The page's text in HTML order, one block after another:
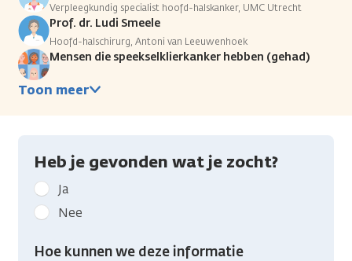
Verpleegkundig specialist hoofd-halskanker, UMC Utrecht
Prof. dr. Ludi Smeele
Hoofd-halschirurg, Antoni van Leeuwenhoek
Mensen die speekselklierkanker hebben (gehad)
Toon meer
Heb je gevonden wat je zocht?
Geef
kanker.nl
feedback:
Heb
Ja
Nee
Hoe kunnen we deze informatie